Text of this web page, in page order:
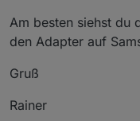
Am besten siehst du
den Adapter auf
Gruß
Rainer